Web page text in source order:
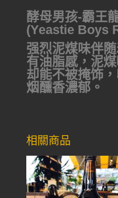
酵母男孩-霸王
(Yeastie Boys
强烈泥煤味伴
有油脂感，泥
却能不被掩饰
烟醺香濃郁。
相關商品